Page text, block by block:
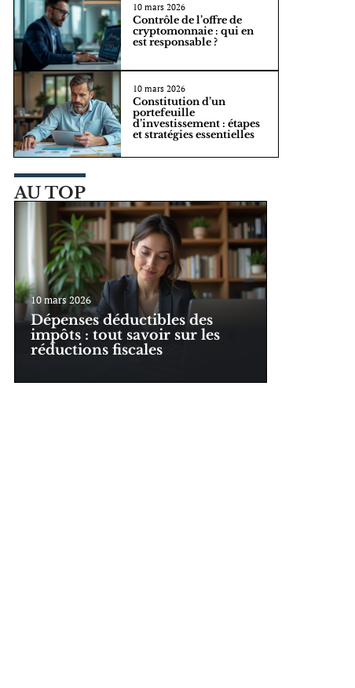
10 mars 2026
Contrôle de l’offre de
cryptomonnaie : qui en
est responsable ?
10 mars 2026
Constitution d’un
portefeuille
d’investissement : étapes
et stratégies essentielles
AU TOP
10 mars 2026
Dépenses déductibles des
impôts : tout savoir sur les
réductions fiscales